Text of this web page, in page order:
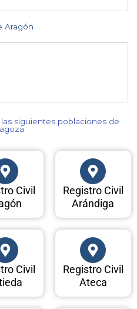
Aragón
siguientes poblaciones de
Civil
Registro Civil
Arándiga
Civil
Registro Civil
Ateca